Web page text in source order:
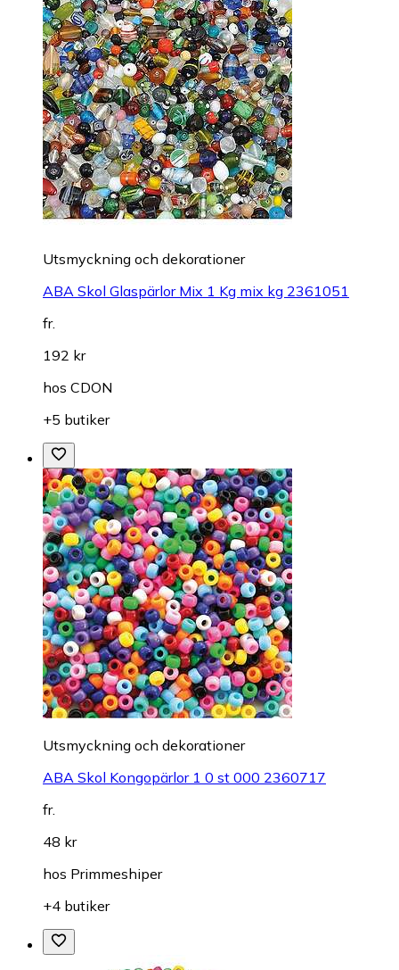
Utsmyckning och dekorationer
ABA Skol Glaspärlor Mix 1 Kg mix kg 2361051
fr.
192 kr
hos CDON
+5 butiker
Utsmyckning och dekorationer
ABA Skol Kongopärlor 1 0 st 000 2360717
fr.
48 kr
hos Primmeshiper
+4 butiker